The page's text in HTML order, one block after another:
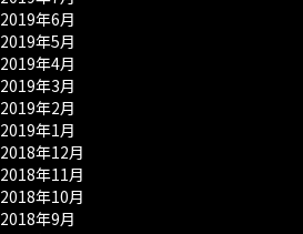
2019年6月
2019年5月
2019年4月
2019年3月
2019年2月
2019年1月
2018年12月
2018年11月
2018年10月
2018年9月